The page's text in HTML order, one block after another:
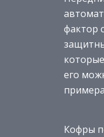
фактор
его
Кофры